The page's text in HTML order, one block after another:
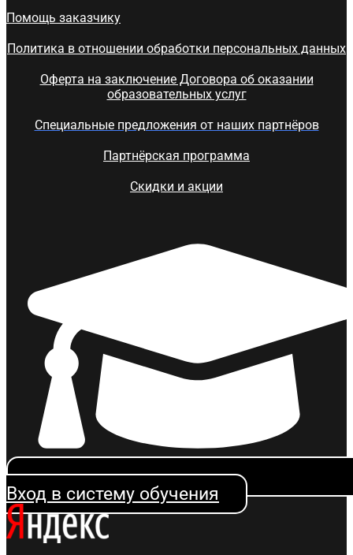
Помощь заказчику
Политика в отношении обработки персональных данных
Оферта на заключение Договора об оказании
образовательных услуг
Специальные предложения от наших партнёров
Партнёрская программа
Скидки и акции
Вход в систему обучения